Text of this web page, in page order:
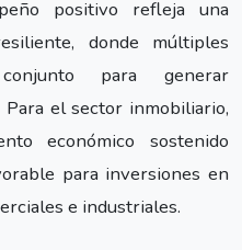
positivo refleja una
donde múltiples
para generar
el sector inmobiliario,
económico sostenido
para inversiones en
e industriales.